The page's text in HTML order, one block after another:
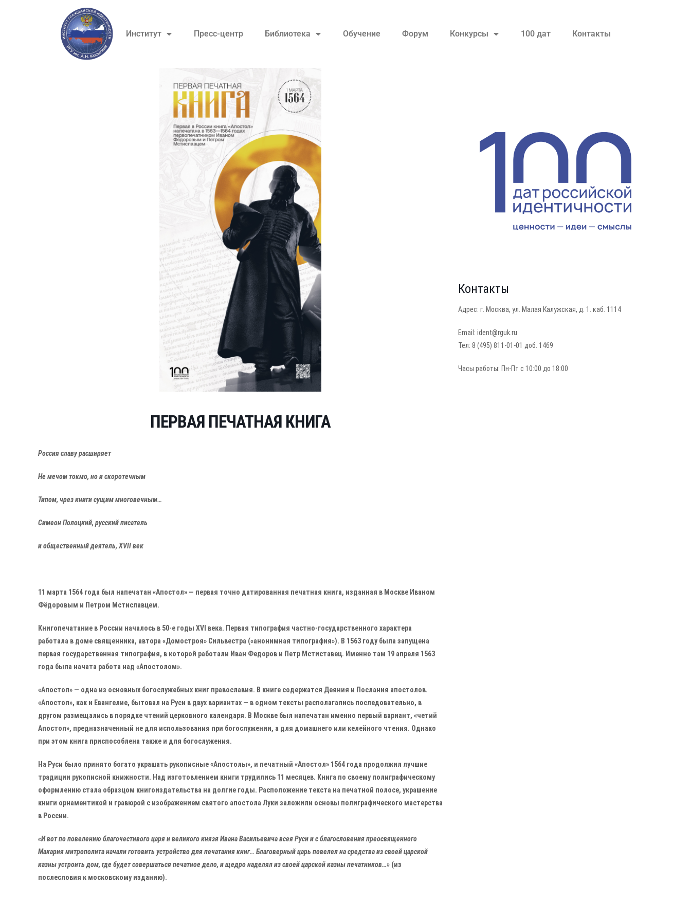
Институт Пресс-центр Библиотека Обучение Форум Конкурсы 100 дат Контакты
ПЕРВАЯ ПЕЧАТНАЯ КНИГА
Россия славу расширяет
Не мечом токмо, но и скоротечным
Типом, чрез книги сущим многовечным…
Симеон Полоцкий, русский писатель
и общественный деятель, XVII век
11 марта 1564 года был напечатан «Апостол» — первая точно датированная печатная книга, изданная в Москве Иваном
Фёдоровым и Петром Мстиславцем.
Книгопечатание в России началось в 50-е годы XVI века. Первая типография частно-государственного характера
работала в доме священника, автора «Домостроя» Сильвестра («анонимная типография»). В 1563 году была запущена
первая государственная типография, в которой работали Иван Федоров и Петр Мстиставец. Именно там 19 апреля 1563
года была начата работа над «Апостолом».
«Апостол» — одна из основных богослужебных книг православия. В книге содержатся Деяния и Послания апостолов.
«Апостол», как и Евангелие, бытовал на Руси в двух вариантах — в одном тексты располагались последовательно, в
другом размещались в порядке чтений церковного календаря. В Москве был напечатан именно первый вариант, «четий
Апостол», предназначенный не для использования при богослужении, а для домашнего или келейного чтения. Однако
при этом книга приспособлена также и для богослужения.
На Руси было принято богато украшать рукописные «Апостолы», и печатный «Апостол» 1564 года продолжил лучшие
традиции рукописной книжности. Над изготовлением книги трудились 11 месяцев. Книга по своему полиграфическому
оформлению стала образцом книгоиздательства на долгие годы. Расположение текста на печатной полосе, украшение
книги орнаментикой и гравюрой с изображением святого апостола Луки заложили основы полиграфического мастерства
в России.
«И вот по повелению благочестивого царя и великого князя Ивана Васильевича всея Руси и с благословения преосвященного
Макария митрополита начали готовить устройство для печатания книг… Благоверный царь повелел на средства из своей царской
казны устроить дом, где будет совершаться печатное дело, и щедро наделял из своей царской казны печатников…» (из
послесловия к московскому изданию).
Контакты
Адрес: г. Москва, ул. Малая Калужская, д. 1. каб. 1114
Email: ident@rguk.ru
Тел: 8 (495) 811-01-01 доб. 1469
Часы работы: Пн-Пт с 10:00 до 18:00